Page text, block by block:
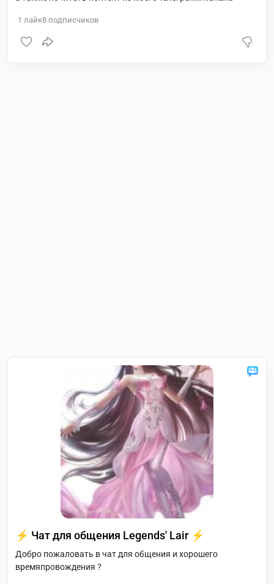
1 лайк8 подписчиков
⚡️ Чат для общения Legends' Lair ⚡️
Добро пожаловать в чат для общения и хорошего
времяпровождения ?